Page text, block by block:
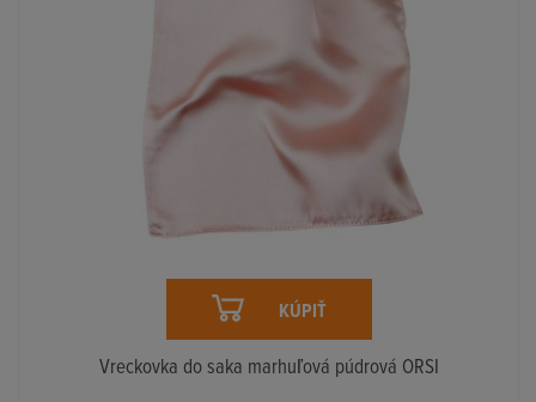
KÚPIŤ
Vreckovka do saka marhuľová púdrová ORSI